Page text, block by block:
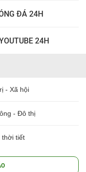
ĐÁ 24H
24H
- Xã hội
- Đô thị
thời tiết